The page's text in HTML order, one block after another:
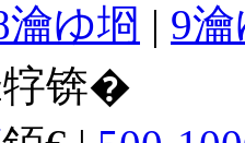
瀹ゆ埛 | 9
牸锛�